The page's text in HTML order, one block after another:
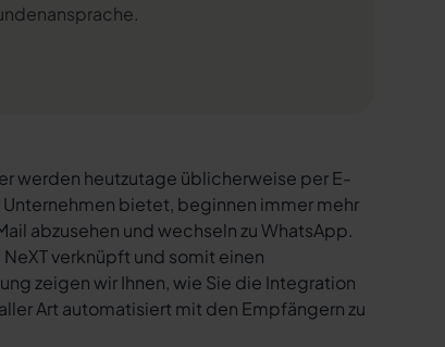
werden heutzutage üblicherweise per E-
bietet, beginnen immer mehr
abzusehen und wechseln zu WhatsApp.
verknüpft und somit einen
zeigen wir Ihnen, wie Sie die Integration
Art automatisiert mit den Empfängern zu